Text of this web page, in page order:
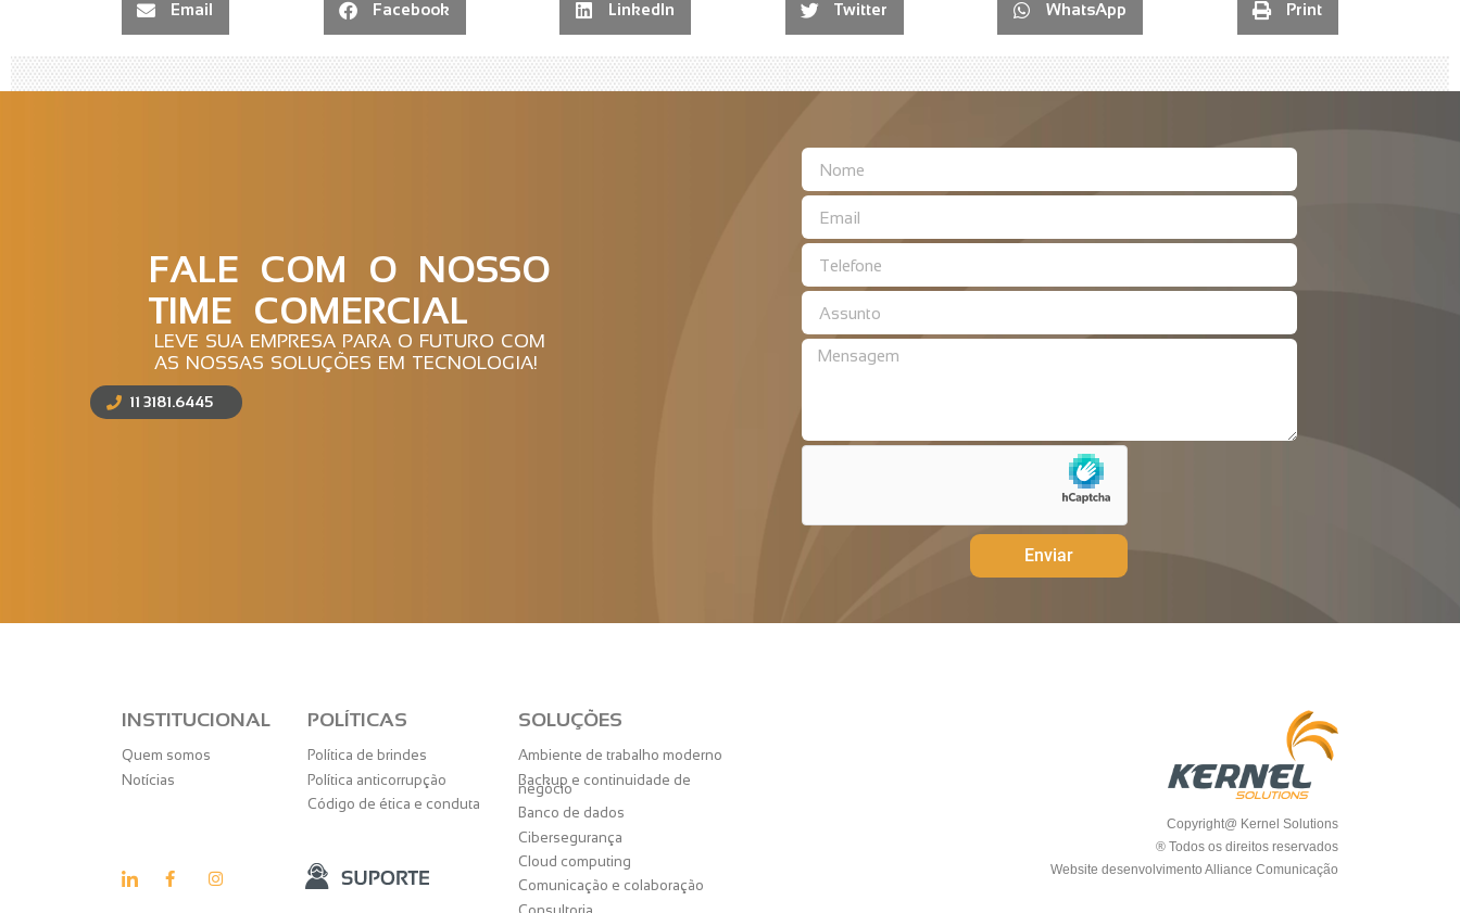
Email Facebook LinkedIn Twitter WhatsApp Print
FALE COM O NOSSO
TIME COMERCIAL
LEVE SUA EMPRESA PARA O FUTURO COM
AS NOSSAS SOLUÇÕES EM TECNOLOGIA!
11 3181.6445
Enviar
INSTITUCIONAL
Quem somos
Notícias
POLÍTICAS
Política de brindes
Política anticorrupção
Código de ética e conduta
SOLUÇÕES
Ambiente de trabalho moderno
Backup e continuidade de
negócio
Banco de dados
Cibersegurança
Cloud computing
Comunicação e colaboração
Copyright@ Kernel Solutions
® Todos os direitos reservados
Website desenvolvimento Alliance Comunicação